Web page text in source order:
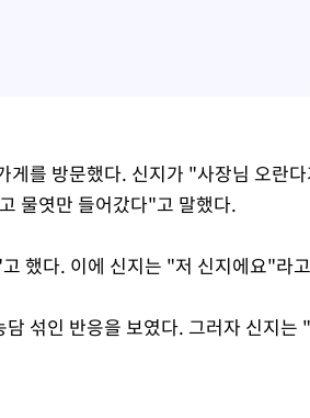
게를 방문했다. 신지가 "사장님 오란
물엿만 들어갔다"고 말했다.
했다. 이에 신지는 "저 신지에요"라
섞인 반응을 보였다. 그러자 신지는